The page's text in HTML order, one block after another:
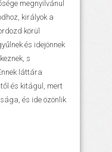
megnyilvánul
királyok a
körül
és idejönnek
s
láttára
és kitágul, mert
és ide özönlik